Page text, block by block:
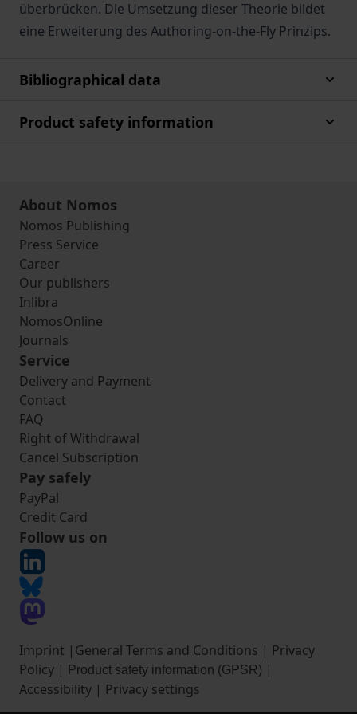
überbrücken. Die Umsetzung dieser Theorie bildet
eine Erweiterung des Authoring-on-the-Fly Prinzips.
Bibliographical data
Product safety information
About Nomos
Nomos Publishing
Press Service
Career
Our publishers
Inlibra
NomosOnline
Journals
Service
Delivery and Payment
Contact
FAQ
Right of Withdrawal
Cancel Subscription
Pay safely
PayPal
Credit Card
Follow us on
Imprint | General Terms and Conditions | Privacy
Policy | Product safety information (GPSR) |
Accessibility | Privacy settings